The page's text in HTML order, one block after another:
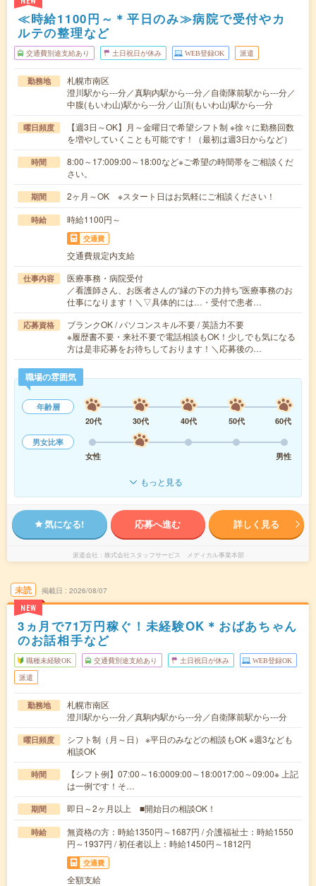
≪時給1100円～＊平日のみ≫病院で受付やカ
ルテの整理など
交通費別途支給あり 土日祝日が休み WEB登録OK 派遣
勤務地
札幌市南区
澄川駅から---分／真駒内駅から---分／自衛隊前駅から---分／
中腹(もいわ山)駅から---分／山頂(もいわ山)駅から---分
曜日頻度
【週3日～OK】月～金曜日で希望シフト制 ※徐々に勤務回数
を増やしていくことも可能です！（最初は週3日からなど）
時間
8:00～17:009:00～18:00など※ご希望の時間帯をご相談くだ
さい。
期間 2ヶ月～OK ※スタート日はお気軽にご相談ください！
時給 時給1100円～
交通費
交通費規定内支給
仕事内容
医療事務・病院受付
／看護師さん、お医者さんの“縁の下の力持ち”医療事務のお
仕事になります！＼▽具体的には…・受付で患者…
応募資格
ブランクOK / パソコンスキル不要 / 英語力不要
※履歴書不要・来社不要で電話相談もOK！少しでも気になる
方は是非応募をお待ちしております！＼応募後の…
職場の雰囲気
年齢層
20代
30代 40代 50代
60代
男女比率
女性
男性
もっと見る
気になる! 応募へ進む 詳しく見る
派遣会社 株式会社スタッフサービス メディカル事業本部
未読
NEW
掲載日 2026/08/07
3ヵ月で71万円稼ぐ！未経験OK＊おばあちゃん
のお話相手など
職種未経験OK 交通費別途支給あり 土日祝日が休み WEB登録OK
派遣
勤務地
札幌市南区
澄川駅から---分／真駒内駅から---分／自衛隊前駅から---分
曜日頻度
シフト制（月～日） ※平日のみなどの相談もOK ※週3なども
相談OK
時間
【シフト例】07:00～16:0009:00～18:0017:00～09:00※ 上記
は一例です！そ…
期間 即日～2ヶ月以上 ■開始日の相談OK！
時給
無資格の方：時給1350円～1687円 / 介護福祉士：時給1550
円～1937円 / 初任者以上：時給1450円～1812円
交通費
全額支給